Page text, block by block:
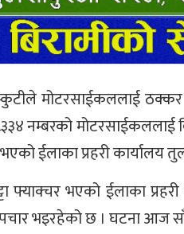
मोटरसाईकललाई
नम्बरको मोटरसाईकललाई
ईलाका प्रहरी कार्यालय
फ्याक्चर भएको ईलाका
भइरहेको छ । घटना आज